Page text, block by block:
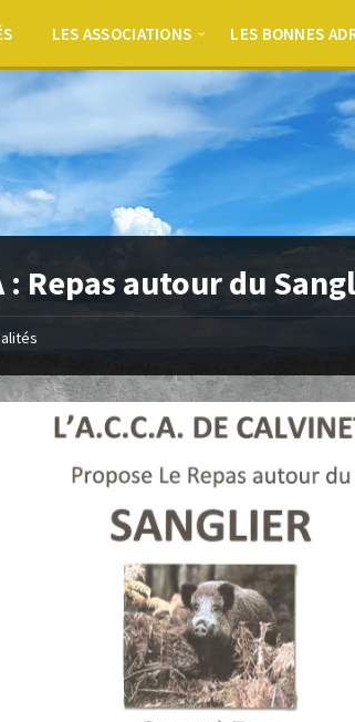
LES ASSOCIATIONS LES BONNES
: Repas autour du